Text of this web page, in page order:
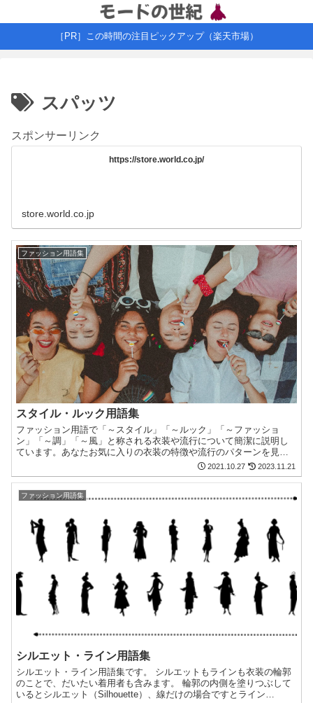
［PR］この時間の注目ピックアップ（楽天市場）
スパッツ
スポンサーリンク
https://store.world.co.jp/
store.world.co.jp
ファッション用語集
スタイル・ルック用語集
ファッション用語で「～スタイル」「～ルック」「～ファッショ
ン」「～調」「～風」と称される衣装や流行について簡潔に説明し
ています。あなたお気に入りの衣装の特徴や流行のパターンを見つ
けてください。見出しに言語指定がない場合は英語・米語です。
2021.10.27 2023.11.21
ファッション用語集
シルエット・ライン用語集
シルエット・ライン用語集です。 シルエットもラインも衣装の輪郭
のことで、だいたい着用者も含みます。 輪郭の内側を塗りつぶして
いるとシルエット（Silhouette）、線だけの場合ですとライン